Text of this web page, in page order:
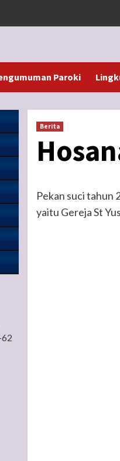
Paroki
Berita
Pekan suci tahun
yaitu Gereja St